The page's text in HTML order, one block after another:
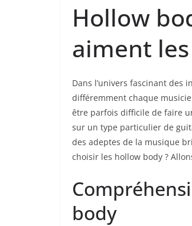
Hollow
aiment
Dans l’univers ⁢fascinant
différemment chaque
être parfois difficile de faire
sur un ⁤type particulier de
‍des adeptes de la musique
choisir les ‍hollow body⁢ ?
body